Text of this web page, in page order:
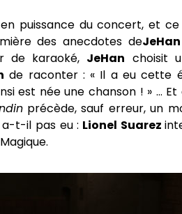
puissance du concert, et ce
des anecdotes deJeHan
de karaoké, JeHan choisit
de raconter : « Il a eu cette
est née une chanson ! » … Et
précède, sauf erreur, un
a-t-il pas eu : Lionel Suarez